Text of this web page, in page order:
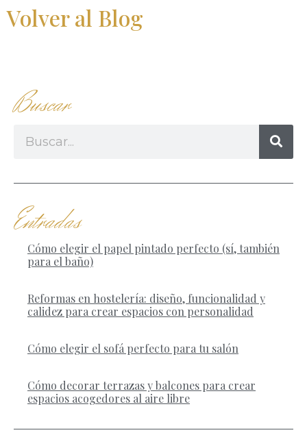
Volver al Blog
Buscar
Entradas
Cómo elegir el papel pintado perfecto (sí, también
para el baño)
Reformas en hostelería: diseño, funcionalidad y
calidez para crear espacios con personalidad
Cómo elegir el sofá perfecto para tu salón
Cómo decorar terrazas y balcones para crear
espacios acogedores al aire libre